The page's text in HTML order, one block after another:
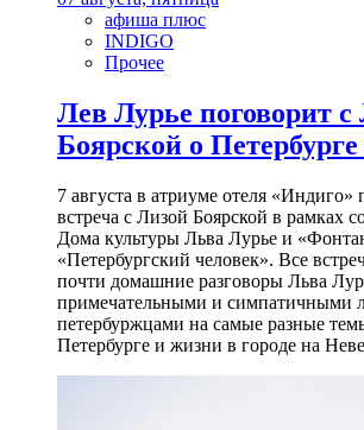
афиша плюс
INDIGO
Прочее
Лев Лурье поговорит с
Боярской о Петербурге
7 августа в атриуме отеля «Индиго»
встреча с Лизой Боярской в рамках
Дома культуры Льва Лурье и
«Петербургский человек». Все
почти домашние разговоры Льва
примечательными и симпатичными
петербуржцами на самые разные
Петербурге и жизни в городе на